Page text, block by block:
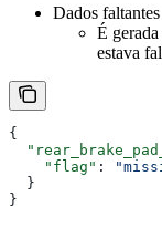
Dados faltantes
É
estava
{
    "flag"
:
  }
}